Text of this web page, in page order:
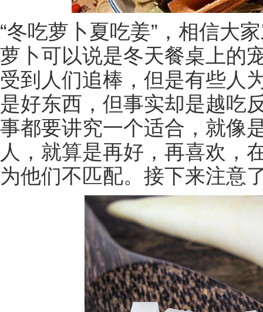
“冬吃萝卜夏吃姜”，相信大
萝卜可以说是冬天餐桌上的
受到人们追棒，但是有些人
是好东西，但事实却是越吃
事都要讲究一个适合，就像
人，就算是再好，再喜欢，
为他们不匹配。接下来注意